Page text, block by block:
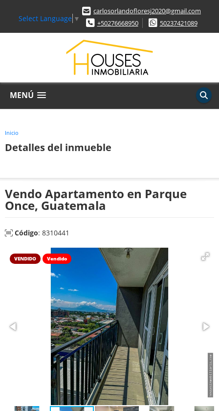
Select Language ▼
carlosorlandofloresj2020@gmail.com
+50276668950
50237421089
MENÚ
Inicio
Detalles del inmueble
Vendo Apartamento en Parque
Once, Guatemala
Código: 8310441
VENDIDO Vendido